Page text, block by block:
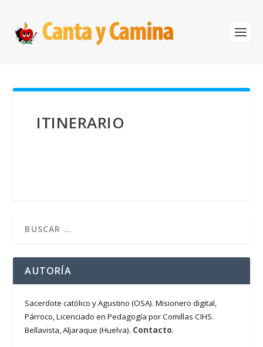
ITINERARIO
AUTORÍA
Sacerdote católico y Agustino (OSA). Misionero digital,
Párroco, Licenciado en Pedagogía por Comillas CIHS.
Bellavista, Aljaraque (Huelva). Contacto.